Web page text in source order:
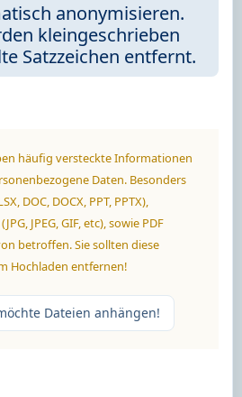
anonymisieren.
kleingeschrieben
Satzzeichen entfernt.
häufig versteckte Informationen
Daten. Besonders
DOC, DOCX, PPT, PPTX),
JPEG, GIF, etc), sowie PDF
betroffen. Sie sollten diese
Hochladen entfernen!
Dateien anhängen!